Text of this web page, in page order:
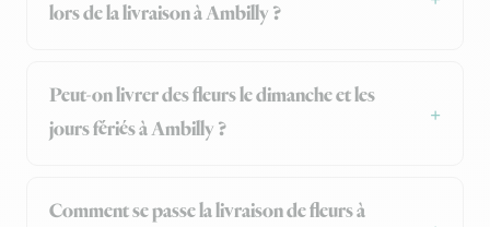
lors de la livraison à Ambilly ?
Peut-on livrer des fleurs le dimanche et les
jours fériés à Ambilly ?
Comment se passe la livraison de fleurs à